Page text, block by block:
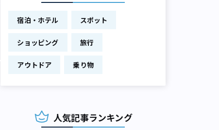
宿泊・ホテル スポット
ショッピング 旅行
アウトドア 乗り物
人気記事ランキング